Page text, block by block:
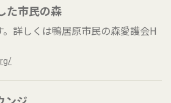
た市民の森
詳しくは鴨居原市民の森愛護会H